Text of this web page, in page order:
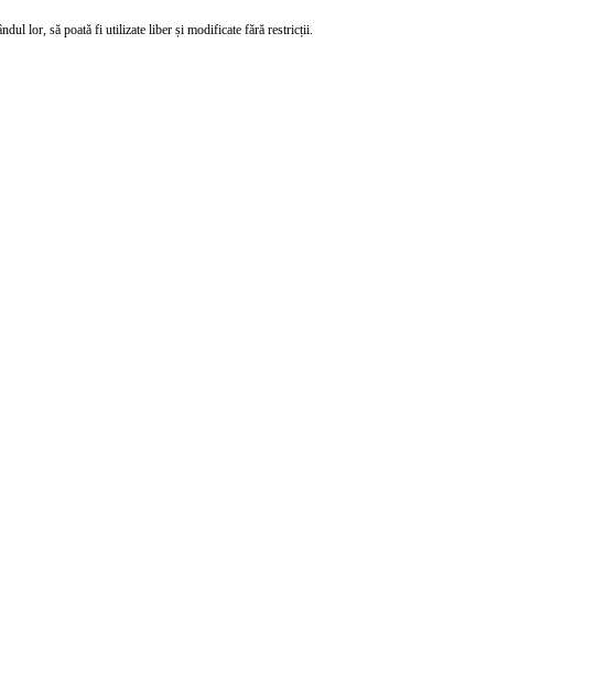
lor, să poată fi utilizate liber și modificate fără restricții.